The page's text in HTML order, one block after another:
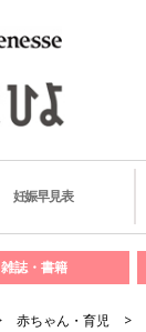
妊娠早見表
雑誌・書籍
赤ちゃん・育児